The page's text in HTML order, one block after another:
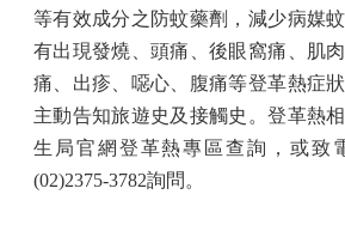
等有效成分之防蚊藥劑，減少病媒
有出現發燒、頭痛、後眼窩痛、肌
痛、出疹、噁心、腹痛等登革熱症
主動告知旅遊史及接觸史。登革熱
生局官網登革熱專區查詢，或致
(02)2375-3782詢問。